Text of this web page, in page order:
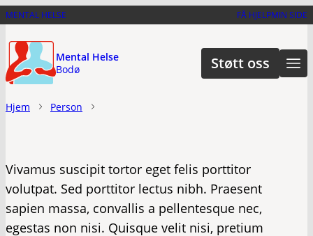
Hopp
hovedinnhold
MENTAL HELSE FÅ HJELPMIN SIDE
Mental Helse
Bodø
Støtt oss
Hjem Person
Vivamus suscipit tortor eget felis porttitor
volutpat. Sed porttitor lectus nibh. Praesent
sapien massa, convallis a pellentesque nec,
egestas non nisi. Quisque velit nisi, pretium